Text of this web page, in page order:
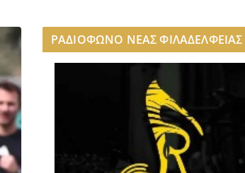
ΡΑΔΙΟΦΩΝΟ ΝΕΑΣ ΦΙΛΑΔΕΛΦΕΙΑΣ